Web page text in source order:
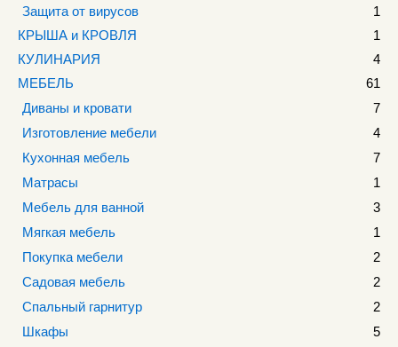
Защита от вирусов
1
КРЫША и КРОВЛЯ
1
КУЛИНАРИЯ
4
МЕБЕЛЬ
61
Диваны и кровати
7
Изготовление мебели
4
Кухонная мебель
7
Матрасы
1
Мебель для ванной
3
Мягкая мебель
1
Покупка мебели
2
Садовая мебель
2
Спальный гарнитур
2
Шкафы
5